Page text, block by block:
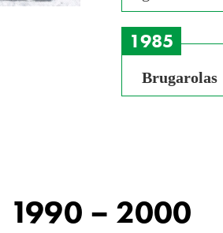
1985
1990 – 2000